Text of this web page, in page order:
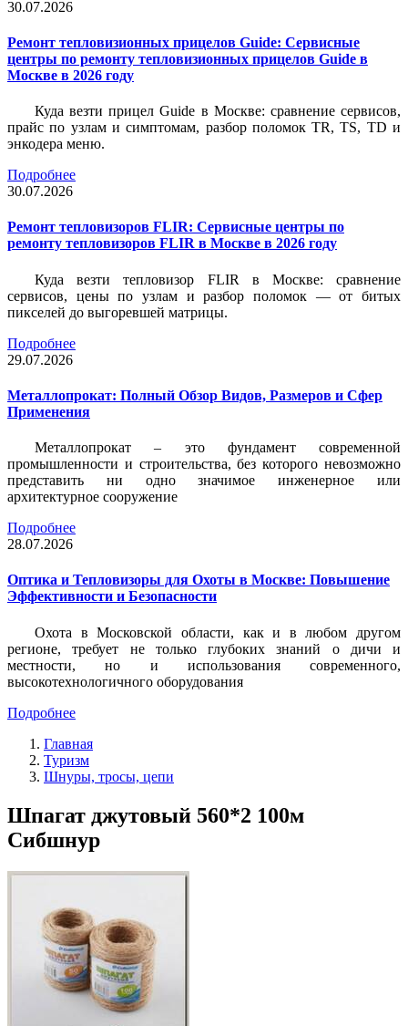
30.07.2026
Ремонт тепловизионных прицелов Guide: Сервисные
центры по ремонту тепловизионных прицелов Guide в
Москве в 2026 году
Куда везти прицел Guide в Москве: сравнение сервисов,
прайс по узлам и симптомам, разбор поломок TR, TS, TD и
энкодера меню.
Подробнее
30.07.2026
Ремонт тепловизоров FLIR: Сервисные центры по
ремонту тепловизоров FLIR в Москве в 2026 году
Куда везти тепловизор FLIR в Москве: сравнение
сервисов, цены по узлам и разбор поломок — от битых
пикселей до выгоревшей матрицы.
Подробнее
29.07.2026
Металлопрокат: Полный Обзор Видов, Размеров и Сфер
Применения
Металлопрокат – это фундамент современной
промышленности и строительства, без которого невозможно
представить ни одно значимое инженерное или
архитектурное сооружение
Подробнее
28.07.2026
Оптика и Тепловизоры для Охоты в Москве: Повышение
Эффективности и Безопасности
Охота в Московской области, как и в любом другом
регионе, требует не только глубоких знаний о дичи и
местности, но и использования современного,
высокотехнологичного оборудования
Подробнее
Главная
Туризм
Шнуры, тросы, цепи
Шпагат джутовый 560*2 100м
Сибшнур